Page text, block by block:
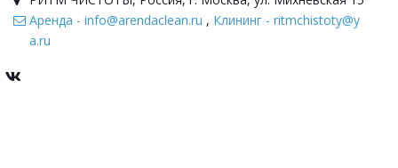
Аренда - info@arendaclean.ru , Клининг - ritmchistoty@y
a.ru